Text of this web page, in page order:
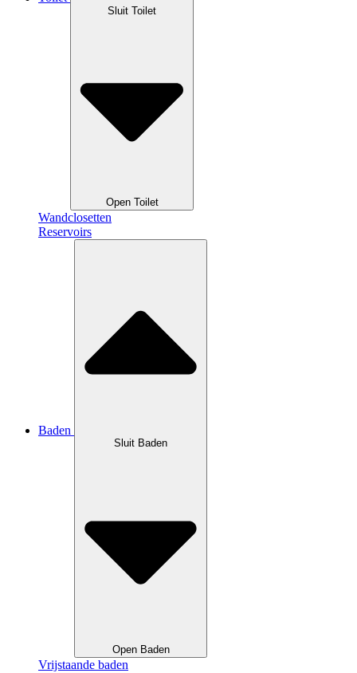
Sluit Toilet
Open Toilet
Wandclosetten
Reservoirs
Baden
Sluit Baden
Open Baden
Vrijstaande baden